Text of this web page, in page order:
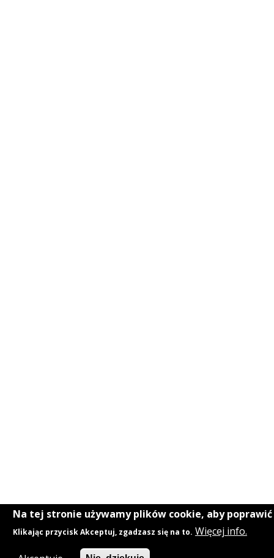
Na tej stronie używamy plików cookie, aby
Klikając przycisk Akceptuj, zgadzasz się na to. Więcej info.